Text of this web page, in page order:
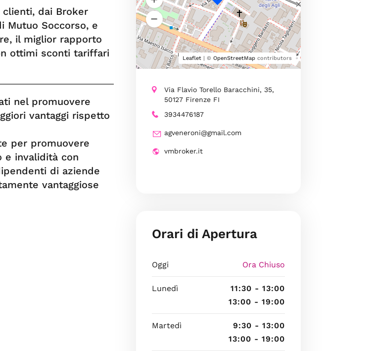
dai Broker
Mutuo Soccorso, e
il miglior rapporto
ottimi sconti tariffari
nel promuovere
vantaggi rispetto
per promuovere
e invalidità con
di aziende
vantaggiose
Leaflet| © OpenStreetMapcontributors
Via Flavio Torello Baracchini, 35,
50127 Firenze FI
3934476187
agveneroni@gmail.com
vmbroker.it
Orari di Apertura
Oggi Ora Chiuso
Lunedì
11:30 - 13:00
13:00 - 19:00
Martedì
9:30 - 13:00
13:00 - 19:00